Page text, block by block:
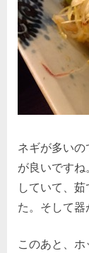
ネギが多い
が良いです
していて、
た。そして器
このあと、